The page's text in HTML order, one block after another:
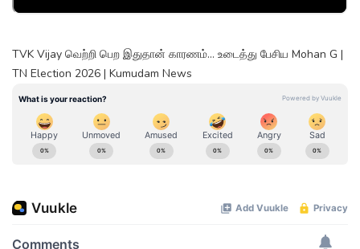
TVK Vijay வெற்றி பெற இதுதான் காரணம்... உடைத்து பேசிய Mohan G |
TN Election 2026 | Kumudam News